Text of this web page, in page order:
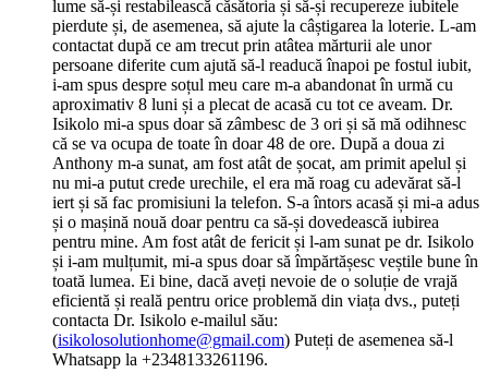
lume să-și restabilească căsătoria și să-și recupereze iubitele
pierdute și, de asemenea, să ajute la câștigarea la loterie. L-am
contactat după ce am trecut prin atâtea mărturii ale unor
persoane diferite cum ajută să-l readucă înapoi pe fostul iubit,
i-am spus despre soțul meu care m-a abandonat în urmă cu
aproximativ 8 luni și a plecat de acasă cu tot ce aveam. Dr.
Isikolo mi-a spus doar să zâmbesc de 3 ori și să mă odihnesc
că se va ocupa de toate în doar 48 de ore. După a doua zi
Anthony m-a sunat, am fost atât de șocat, am primit apelul și
nu mi-a putut crede urechile, el era mă roag cu adevărat să-l
iert și să fac promisiuni la telefon. S-a întors acasă și mi-a adus
și o mașină nouă doar pentru ca să-și dovedească iubirea
pentru mine. Am fost atât de fericit și l-am sunat pe dr. Isikolo
și i-am mulțumit, mi-a spus doar să împărtășesc veștile bune în
toată lumea. Ei bine, dacă aveți nevoie de o soluție de vrajă
eficientă și reală pentru orice problemă din viața dvs., puteți
contacta Dr. Isikolo e-mailul său:
(isikolosolutionhome@gmail.com) Puteți de asemenea să-l
Whatsapp la +2348133261196.